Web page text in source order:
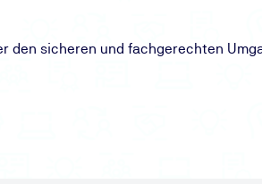
den sicheren und fachgerechten